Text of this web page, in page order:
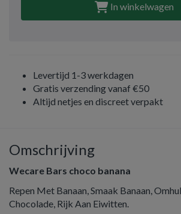
In winkelwagen
Levertijd 1-3 werkdagen
Gratis verzending vanaf €50
Altijd netjes en discreet verpakt
Omschrijving
Wecare Bars choco banana
Repen Met Banaan, Smaak Banaan,
Chocolade, Rijk Aan Eiwitten.